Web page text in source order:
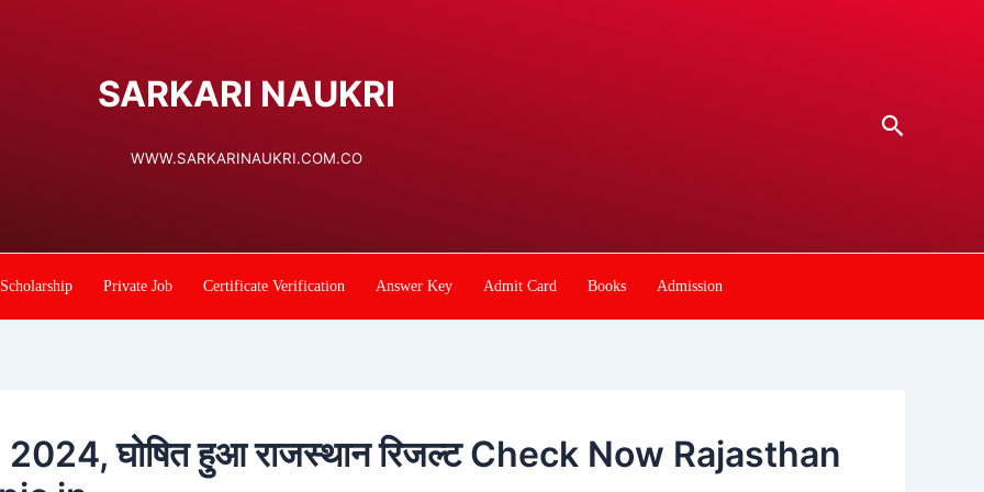
SARKARI NAUKRI
WWW.SARKARINAUKRI.COM.CO
Search
Scholarship Private Job Certificate Verification Answer Key Admit Card Books Admission
घोषित हुआ राजस्थान रिजल्ट Check Now Rajasthan